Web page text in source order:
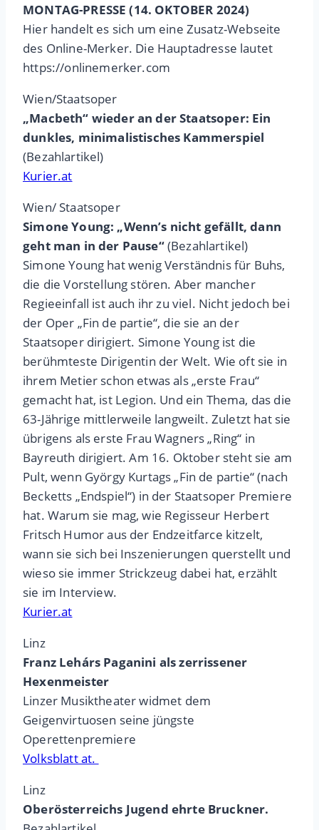
MONTAG-PRESSE (14. OKTOBER 2024)
Hier handelt es sich um eine Zusatz-Webseite
des Online-Merker. Die Hauptadresse lautet
https://onlinemerker.com
Wien/Staatsoper
„Macbeth“ wieder an der Staatsoper: Ein
dunkles, minimalistisches Kammerspiel
(Bezahlartikel)
Kurier.at
Wien/ Staatsoper
Simone Young: „Wenn’s nicht gefällt, dann
geht man in der Pause“(Bezahlartikel)
Simone Young hat wenig Verständnis für Buhs,
die die Vorstellung stören. Aber mancher
Regieeinfall ist auch ihr zu viel. Nicht jedoch bei
der Oper „Fin de partie“, die sie an der
Staatsoper dirigiert. Simone Young ist die
berühmteste Dirigentin der Welt. Wie oft sie in
ihrem Metier schon etwas als „erste Frau“
gemacht hat, ist Legion. Und ein Thema, das die
63-Jährige mittlerweile langweilt. Zuletzt hat sie
übrigens als erste Frau Wagners „Ring“ in
Bayreuth dirigiert. Am 16. Oktober steht sie am
Pult, wenn György Kurtags „Fin de partie“ (nach
Becketts „Endspiel“) in der Staatsoper Premiere
hat. Warum sie mag, wie Regisseur Herbert
Fritsch Humor aus der Endzeitfarce kitzelt,
wann sie sich bei Inszenierungen querstellt und
wieso sie immer Strickzeug dabei hat, erzählt
sie im Interview.
Kurier.at
Linz
Franz Lehárs Paganini als zerrissener
Hexenmeister
Linzer Musiktheater widmet dem
Geigenvirtuosen seine jüngste
Operettenpremiere
Volksblatt at.
Linz
Oberösterreichs Jugend ehrte Bruckner.